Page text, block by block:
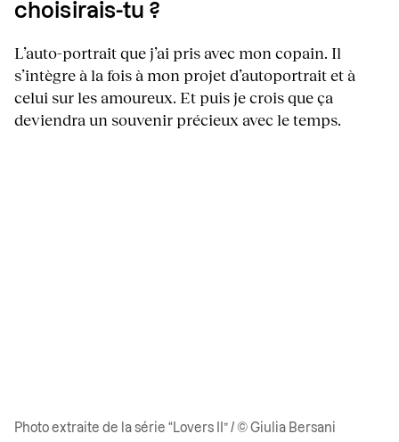
choisirais-tu ?
L’auto-portrait que j’ai pris avec mon copain. Il
s’intègre à la fois à mon projet d’autoportrait et à
celui sur les amoureux. Et puis je crois que ça
deviendra un souvenir précieux avec le temps.
Photo extraite de la série “Lovers II” / © Giulia Bersani